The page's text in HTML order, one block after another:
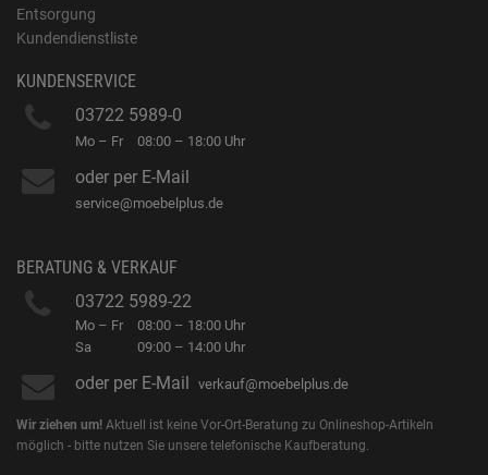
Entsorgung
Kundendienstliste
KUNDENSERVICE
03722 5989-0
Mo – Fr 08:00 – 18:00 Uhr
oder per E-Mail
service@moebelplus.de
BERATUNG & VERKAUF
03722 5989-22
Mo – Fr
Sa
08:00 – 18:00 Uhr
09:00 – 14:00 Uhr
oder per E-Mail verkauf@moebelplus.de
Wir ziehen um! Aktuell ist keine Vor-Ort-Beratung zu Onlineshop-Artikeln
möglich - bitte nutzen Sie unsere telefonische Kaufberatung.